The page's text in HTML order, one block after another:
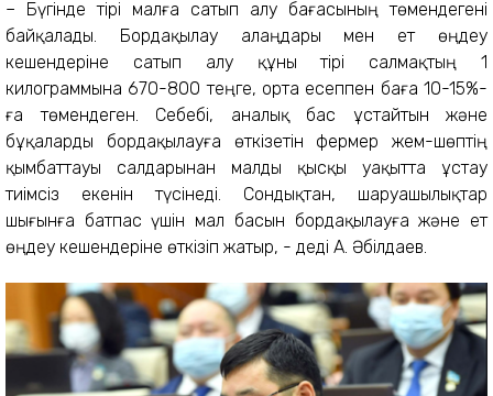
– Бүгінде тірі малға сатып алу бағасының төмендегені
байқалады. Бордақылау алаңдары мен ет өңдеу
кешендеріне сатып алу құны тірі салмақтың 1
килограммына 670-800 теңге, орта есеппен баға 10-15%-
ға төмендеген. Себебі, аналық бас ұстайтын және
бұқаларды бордақылауға өткізетін фермер жем-шөптің
қымбаттауы салдарынан малды қысқы уақытта ұстау
тиімсіз екенін түсінеді. Сондықтан, шаруашылықтар
шығынға батпас үшін мал басын бордақылауға және ет
өңдеу кешендеріне өткізіп жатыр, - деді А. Әбілдаев.